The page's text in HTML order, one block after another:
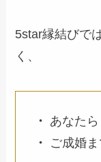
5star縁結びで
く、
・ あなた
・
ご成婚